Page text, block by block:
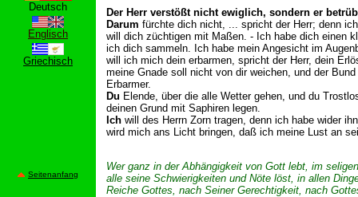
Deutsch
Englisch
Griechisch
Seitenanfang
Der Herr verstößt nicht ewiglich, sondern er
Darum fürchte dich nicht, ... spricht der Herr; denn
will dich züchtigen mit Maßen. - Ich habe dich einen
ich dich sammeln. Ich habe mein Angesicht im
will ich mich dein erbarmen, spricht der Herr, dein
meine Gnade soll nicht von dir weichen, und der
Erbarmer.
Du Elende, über die alle Wetter gehen, und du
deinen Grund mit Saphiren legen.
Ich will des Herrn Zorn tragen, denn ich habe wider
wird mich ans Licht bringen, daß ich meine Lust an
Wer ganz in der Abhängigkeit von Gott lebt, im
alle seine Schwierigkeiten und Nöte löst, in allen
Reiche Gottes, nach Seiner Gerechtigkeit, nach